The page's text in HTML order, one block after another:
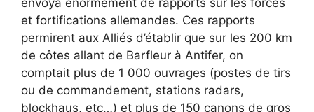
et fortifications allemandes. Ces rapports
permirent aux Alliés d’établir que sur les 200 km
de côtes allant de Barfleur à Antifer, on
comptait plus de 1 000 ouvrages (postes de tirs
ou de commandement, stations radars,
blockhaus, etc…) et plus de 150 canons de gros